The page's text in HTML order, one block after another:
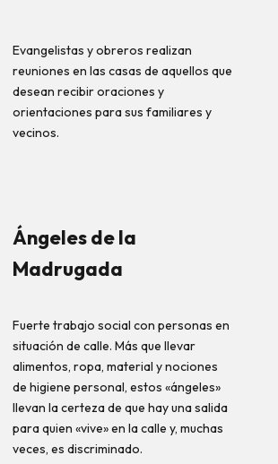
Evangelistas y obreros realizan
reuniones en las casas de aquellos que
desean recibir oraciones y
orientaciones para sus familiares y
vecinos.
Ángeles de la
Madrugada
Fuerte trabajo social con personas en
situación de calle. Más que llevar
alimentos, ropa, material y nociones
de higiene personal, estos «ángeles»
llevan la certeza de que hay una salida
para quien «vive» en la calle y, muchas
veces, es discriminado.